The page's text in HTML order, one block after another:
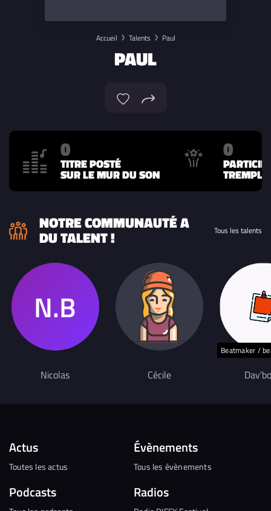
Accueil Talents Paul
PAUL
0
TITRE POSTÉ
SUR LE MUR DU SON
0
NOTRE COMMUNAUTÉ A
DU TALENT ! Tous les talents
Nicolas Cécile
Beatmaker /
Actus
Toutes les actus
Podcasts
Évènements
Tous les évènements
Radios